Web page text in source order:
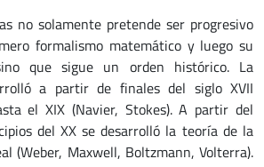
no solamente pretende ser progresivo
formalismo matemático y luego su
que sigue un orden histórico. La
a partir de finales del siglo XVII
el XIX (Navier, Stokes). A partir del
del XX se desarrolló la teoría de la
(Weber, Maxwell, Boltzmann, Volterra).